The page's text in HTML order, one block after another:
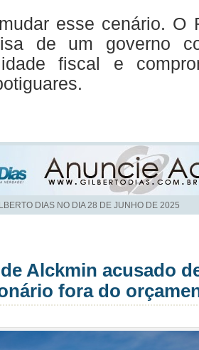
esse cenário. O
de um governo
fiscal e
DIAS NO DIA28 DE JUNHO DE 2025
Alckmin acusado
fora do